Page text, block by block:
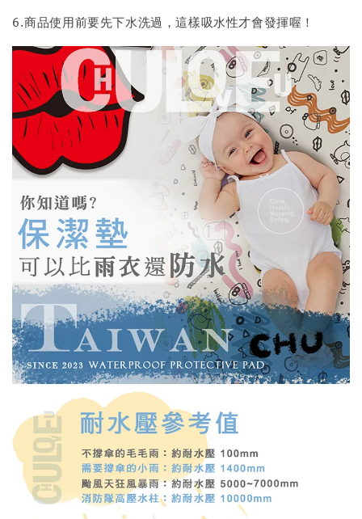
6.商品使用前要先下水洗過，這樣吸水性才會發揮喔！